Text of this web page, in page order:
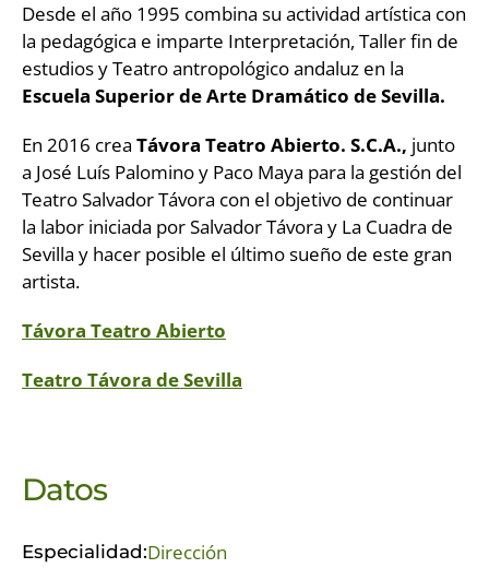
Desde el año 1995 combina su actividad artística con
la pedagógica e imparte Interpretación, Taller fin de
estudios y Teatro antropológico andaluz en la
Escuela Superior de Arte Dramático de Sevilla.
En 2016 crea Távora Teatro Abierto. S.C.A., junto
a José Luís Palomino y Paco Maya para la gestión del
Teatro Salvador Távora con el objetivo de continuar
la labor iniciada por Salvador Távora y La Cuadra de
Sevilla y hacer posible el último sueño de este gran
artista.
Távora Teatro Abierto
Teatro Távora de Sevilla
Datos
Especialidad:Dirección